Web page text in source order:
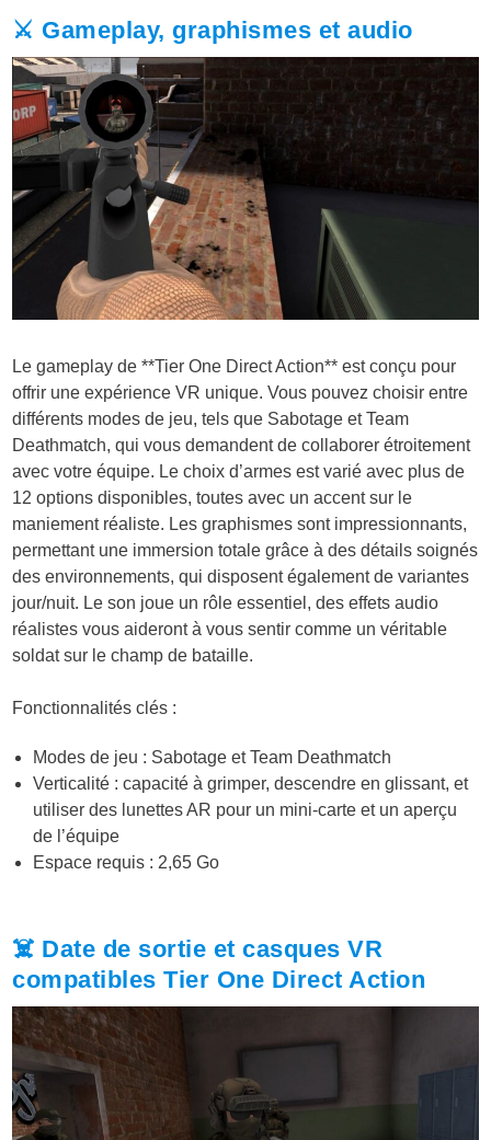
⚔️ Gameplay, graphismes et audio
Le gameplay de **Tier One Direct Action** est conçu pour
offrir une expérience VR unique. Vous pouvez choisir entre
différents modes de jeu, tels que Sabotage et Team
Deathmatch, qui vous demandent de collaborer étroitement
avec votre équipe. Le choix d’armes est varié avec plus de
12 options disponibles, toutes avec un accent sur le
maniement réaliste. Les graphismes sont impressionnants,
permettant une immersion totale grâce à des détails soignés
des environnements, qui disposent également de variantes
jour/nuit. Le son joue un rôle essentiel, des effets audio
réalistes vous aideront à vous sentir comme un véritable
soldat sur le champ de bataille.
Fonctionnalités clés :
Modes de jeu : Sabotage et Team Deathmatch
Verticalité : capacité à grimper, descendre en glissant, et
utiliser des lunettes AR pour un mini-carte et un aperçu
de l’équipe
Espace requis : 2,65 Go
☠️ Date de sortie et casques VR
compatibles Tier One Direct Action